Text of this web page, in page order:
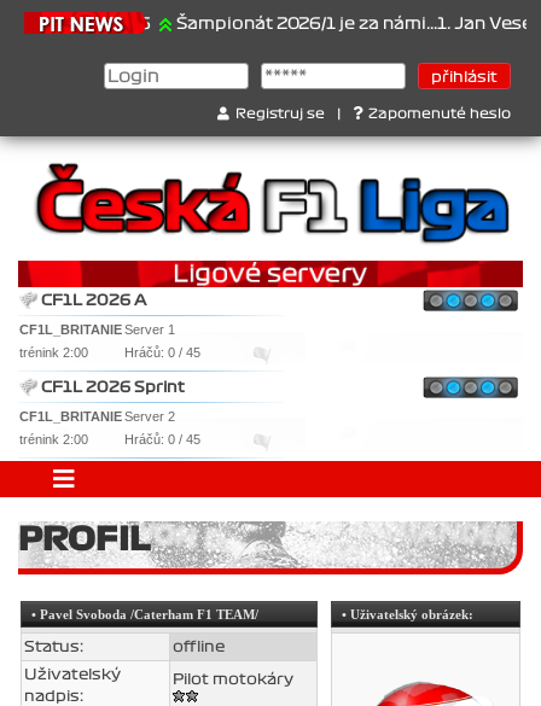
21.6.2026 Šampionát 2026/1 je za námi...1. Jan Veselý ,
Registruj se Zapomenuté heslo
CF1L 2026 A
CF1L_BRITANIEServer 1
trénink 2:00
Hráčů: 0 / 45
CF1L 2026 Sprint
CF1L_BRITANIEServer 2
trénink 2:00
Hráčů: 0 / 45
PROFIL
• Pavel Svoboda /Caterham F1 TEAM/
Status:
offline
Uživatelský
nadpis:
Pilot motokáry
• Uživatelský obrázek: